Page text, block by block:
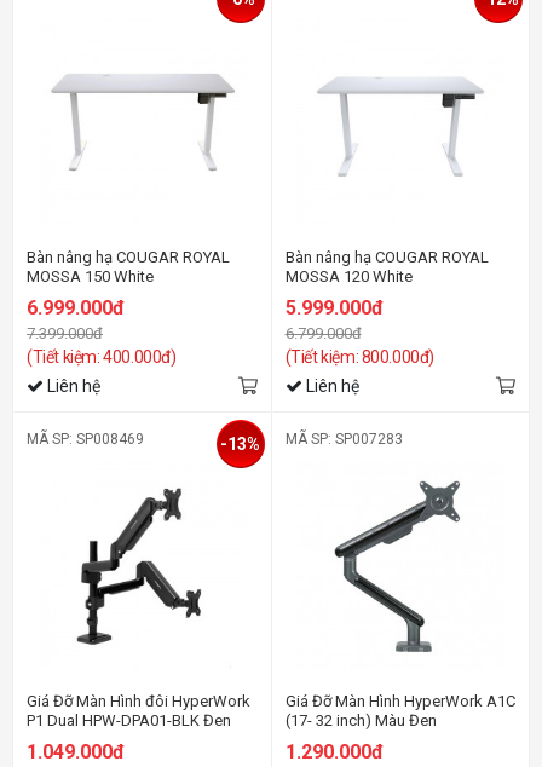
Bàn nâng hạ COUGAR ROYAL
MOSSA 150 White
6.999.000đ
7.399.000đ
(Tiết kiệm: 400.000đ)
Liên hệ
Bàn nâng hạ COUGAR ROYAL
MOSSA 120 White
5.999.000đ
6.799.000đ
(Tiết kiệm: 800.000đ)
Liên hệ
MÃ SP: SP008469
Giá Đỡ Màn Hình đôi HyperWork
P1 Dual HPW-DPA01-BLK Đen
1.049.000đ
-13% MÃ SP: SP007283
Giá Đỡ Màn Hình HyperWork A1C
(17- 32 inch) Màu Đen
1.290.000đ